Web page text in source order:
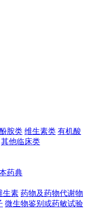
胺类 维生素类 有机酸
其他临床类
药典
生素 药物及药物代谢物
微生物鉴别或药敏试验